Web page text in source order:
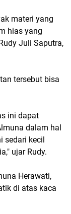
materi yang
hias yang
Juli Saputra,
tersebut bisa
ini dapat
dalam hal
sedari kecil
ujar Rudy.
Herawati,
di atas kaca